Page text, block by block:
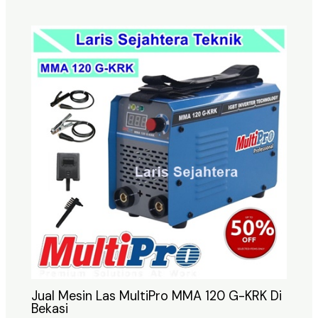
Jual Mesin Las MultiPro MMA 120 G-KRK Di
Bekasi